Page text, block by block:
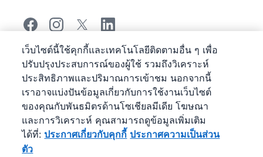
©2026Pipedrive
Pipedrive
ข้อกำหนดการให้บริการ
Pipedrive
ประกาศความเป็นส่วนตัว
แผนผังเว็บไซต์
ประกาศเกี่ยวกับคุกกี้
การกําหนดลักษณะคุกกี้
Pipedrive เป็นระบบ CRM บริหารงานขายบนเว็บ
เว็บไซต์นี้ใช้คุกกี้และเทคโนโลยีติดตามอื่น ๆ เพื่อ
ปรับปรุงประสบการณ์ของผู้ใช้ รวมถึงวิเคราะห์
ประสิทธิภาพและปริมาณการเข้าชม นอกจากนี้
เราอาจแบ่งปันข้อมูลเกี่ยวกับการใช้งานเว็บไซต์
ของคุณกับพันธมิตรด้านโซเชียลมีเดีย โฆษณา
และการวิเคราะห์ คุณสามารถดูข้อมูลเพิ่มเติม
ได้ที่: ประกาศเกี่ยวกับคุกกี้ ประกาศความเป็นส่วน
ตัว